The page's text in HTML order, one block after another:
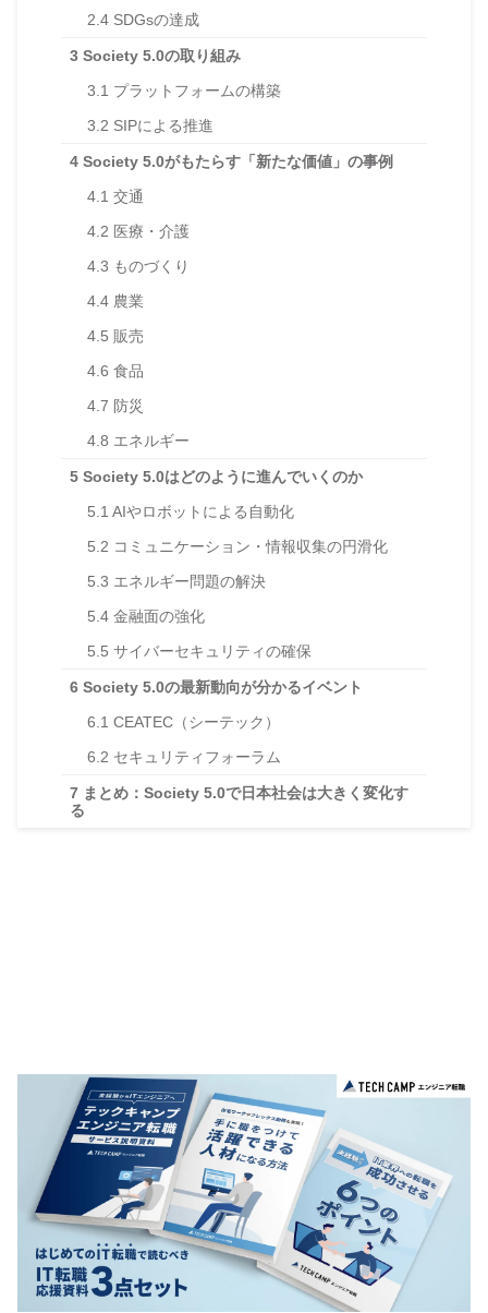
2.4 SDGsの達成
3 Society 5.0の取り組み
3.1 プラットフォームの構築
3.2 SIPによる推進
4 Society 5.0がもたらす「新たな価値」の事例
4.1 交通
4.2 医療・介護
4.3 ものづくり
4.4 農業
4.5 販売
4.6 食品
4.7 防災
4.8 エネルギー
5 Society 5.0はどのように進んでいくのか
5.1 AIやロボットによる自動化
5.2 コミュニケーション・情報収集の円滑化
5.3 エネルギー問題の解決
5.4 金融面の強化
5.5 サイバーセキュリティの確保
6 Society 5.0の最新動向が分かるイベント
6.1 CEATEC（シーテック）
6.2 セキュリティフォーラム
7 まとめ：Society 5.0で日本社会は大きく変化す
る